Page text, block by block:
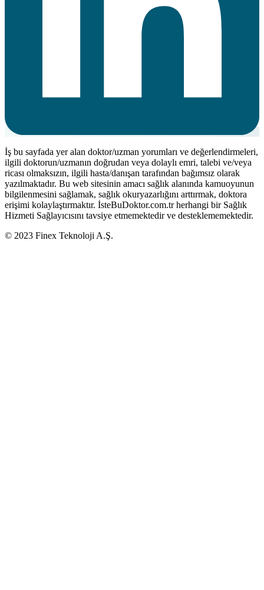
İş bu sayfada yer alan doktor/uzman yorumları ve değerlendirmeleri,
ilgili doktorun/uzmanın doğrudan veya dolaylı emri, talebi ve/veya
ricası olmaksızın, ilgili hasta/danışan tarafından bağımsız olarak
yazılmaktadır. Bu web sitesinin amacı sağlık alanında kamuoyunun
bilgilenmesini sağlamak, sağlık okuryazarlığını arttırmak, doktora
erişimi kolaylaştırmaktır. İsteBuDoktor.com.tr herhangi bir Sağlık
Hizmeti Sağlayıcısını tavsiye etmemektedir ve desteklememektedir.
© 2023 Finex Teknoloji A.Ş.